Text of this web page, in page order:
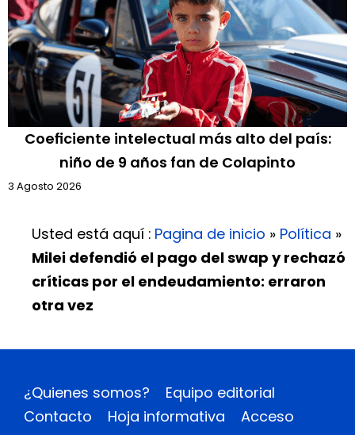
Coeficiente intelectual más alto del país:
niño de 9 años fan de Colapinto
3 Agosto 2026
Usted está aquí : Pagina de inicio » Política »
Milei defendió el pago del swap y rechazó
críticas por el endeudamiento: erraron
otra vez
¿Quienes somos?
Equipo editorial
Contacto
Hoja informativa
Acceso